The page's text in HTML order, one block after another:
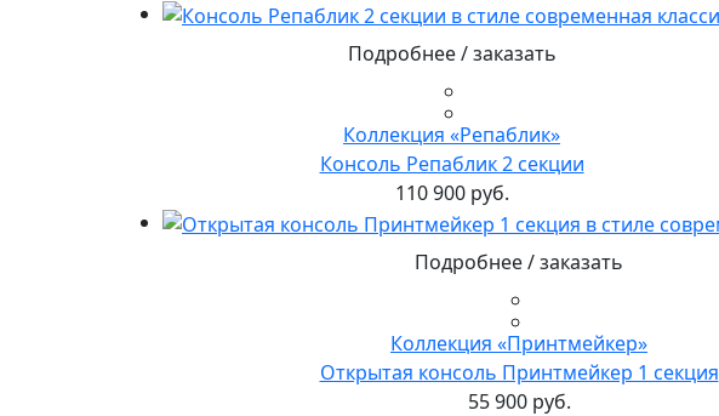
Подробнее / заказать
Коллекция «Репаблик»
Консоль Репаблик 2 секции
110 900 руб.
Подробнее / заказать
Коллекция «Принтмейкер»
Открытая консоль Принтмейкер 1 секция
55 900 руб.